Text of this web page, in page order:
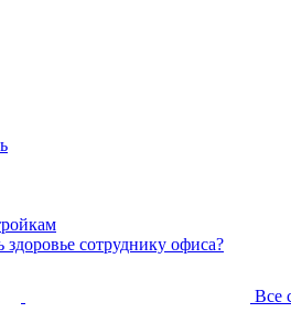
здоровье сотруднику офиса?
Все